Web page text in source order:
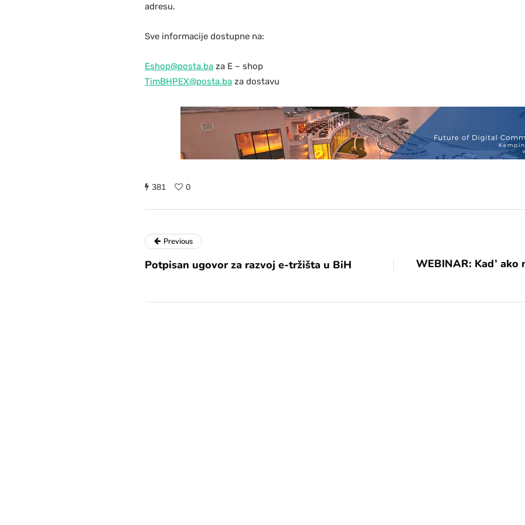
adresu.
Sve informacije dostupne na:
Eshop@posta.ba za E – shop
TimBHPEX@posta.ba za dostavu
381 0
Previous
Potpisan ugovor za razvoj e-tržišta u BiH WEBINAR: Kad’ ako